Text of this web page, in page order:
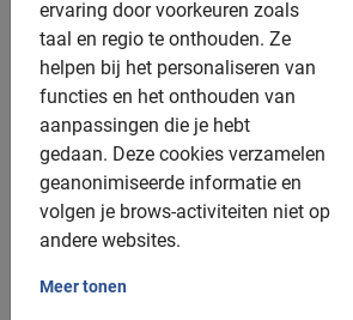
ervaring door voorkeuren zoals
taal en regio te onthouden. Ze
helpen bij het personaliseren van
functies en het onthouden van
aanpassingen die je hebt
gedaan. Deze cookies verzamelen
geanonimiseerde informatie en
volgen je brows-activiteiten niet op
andere websites.
Meer tonen
Gebruik van de fiets
De Nederlandse gids
Een top ervaring!
Fotomomenten
Extra opties: